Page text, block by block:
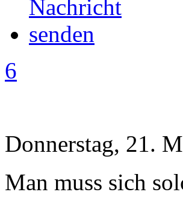
6
Donnerstag, 21.
Man muss sich